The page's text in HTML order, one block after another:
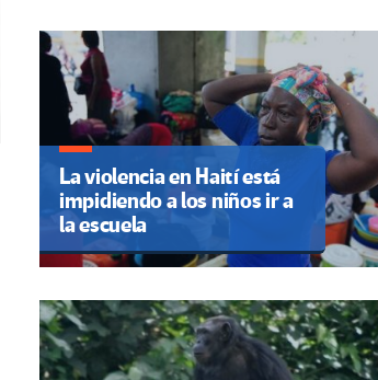
La violencia en Haití está
impidiendo a los niños ir a
la escuela